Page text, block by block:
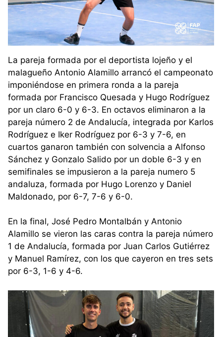
La pareja formada por el deportista lojeño y el
malagueño Antonio Alamillo arrancó el campeonato
imponiéndose en primera ronda a la pareja
formada por Francisco Quesada y Hugo Rodríguez
por un claro 6-0 y 6-3. En octavos eliminaron a la
pareja número 2 de Andalucía, integrada por Karlos
Rodríguez e Iker Rodríguez por 6-3 y 7-6, en
cuartos ganaron también con solvencia a Alfonso
Sánchez y Gonzalo Salido por un doble 6-3 y en
semifinales se impusieron a la pareja numero 5
andaluza, formada por Hugo Lorenzo y Daniel
Maldonado, por 6-7, 7-6 y 6-0.
En la final, José Pedro Montalbán y Antonio
Alamillo se vieron las caras contra la pareja número
1 de Andalucía, formada por Juan Carlos Gutiérrez
y Manuel Ramírez, con los que cayeron en tres sets
por 6-3, 1-6 y 4-6.